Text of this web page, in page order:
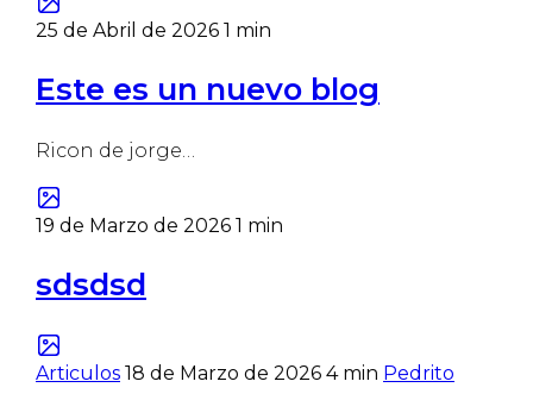
25 de Abril de 2026 1 min
Este es un nuevo blog
Ricon de jorge…
19 de Marzo de 2026 1 min
sdsdsd
Articulos 18 de Marzo de 2026 4 min Pedrito